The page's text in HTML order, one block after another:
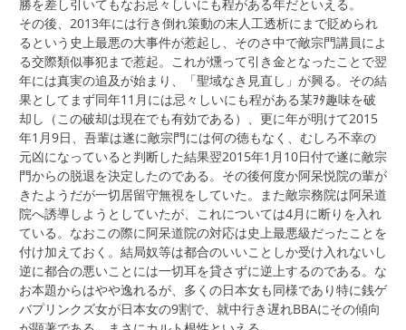
勝を差し引いてもなお忌々しいにも程がある年だといえる。
その後、2013年には行き倒れ策動の末人工透析にまで貶められ
るという史上最悪の大事件が惹起し、そのさ中で敵宗門講員によ
る交際類似事犯まで惹起。これが燻って引き金となったことで翌
年には真実の追及が始まり、「聖域なき見直し」が興る。その結
果としてまず同年11月には忌々しいにも程がある某ｦﾀ趣味を破
却し（この破却は現在でも有効である）、更に年が明けて2015
年1月9日、吾輩は遂に敵宗門には何の徳もなく、むしろ不幸の
元凶になっていると判断した結果翌2015年1月10日付で遂に敵宗
門からの脱退を決定したのである。その後何度か阿呆悦院の輩が
きたようだが一切居留守無視をしていた。また敵宗務院は阿呆道
院へ誘導しようとしていたが、これについては4月に断りを入れ
ている。なおこの際に阿呆道院の対応は史上最悪級だったことを
付け加えておく。結局奴等は都合のいいことしか受け入れないし
逆に都合の悪いことには一切耳を貸さずに逆上するのである。な
お本題からはやや逸れるが、多くの日本女も同様であり特に銭ゲ
バプリンクズ女が日本女の9割で、就中行き遅れBBAにその傾向